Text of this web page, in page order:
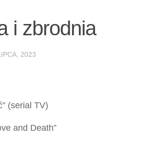
i zbrodnia
2023
(serial TV)
and Death”